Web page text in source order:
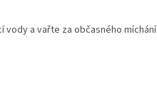
a vařte za občasného